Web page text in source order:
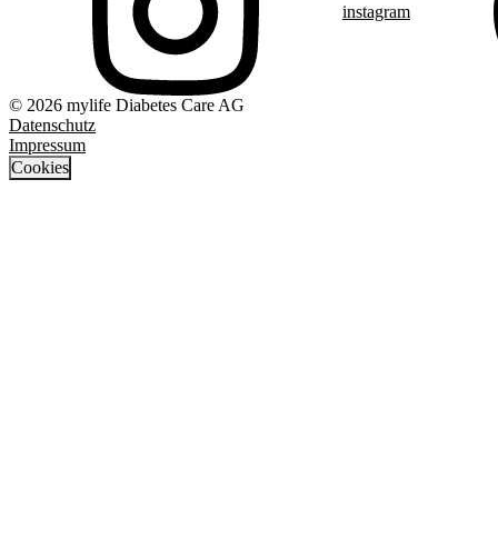
instagram
© 2026 mylife Diabetes Care AG
Datenschutz
Impressum
Cookies